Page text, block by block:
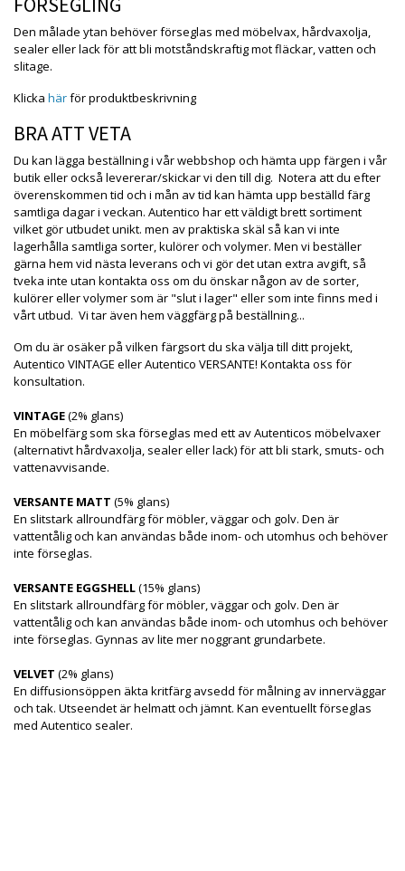
Den målade ytan behöver förseglas med möbelvax, hårdvaxolja,
sealer eller lack för att bli motståndskraftig mot fläckar, vatten och
slitage.
Klicka härför produktbeskrivning
BRA ATT VETA
Du kan lägga beställning i vår webbshop och hämta upp färgen i vår
butik eller också levererar/skickar vi den till dig. Notera att du efter
överenskommen tid och i mån av tid kan hämta upp beställd färg
samtliga dagar i veckan. Autentico har ett väldigt brett sortiment
vilket gör utbudet unikt. men av praktiska skäl så kan vi inte
lagerhålla samtliga sorter, kulörer och volymer. Men vi beställer
gärna hem vid nästa leverans och vi gör det utan extra avgift, så
tveka inte utan kontakta oss om du önskar någon av de sorter,
kulörer eller volymer som är "slut i lager" eller som inte finns med i
vårt utbud. Vi tar även hem väggfärg på beställning...
Om du är osäker på vilken färgsort du ska välja till ditt projekt,
Autentico VINTAGE eller Autentico VERSANTE! Kontakta oss för
konsultation.
VINTAGE(2% glans)
En möbelfärg som ska förseglas med ett av Autenticos möbelvaxer
(alternativt hårdvaxolja, sealer eller lack) för att bli stark, smuts- och
vattenavvisande.
VERSANTE MATT (5% glans)
En slitstark allroundfärg för möbler, väggar och golv. Den är
vattentålig och kan användas både inom- och utomhus och behöver
inte förseglas.
VERSANTE EGGSHELL(15% glans)
En slitstark allroundfärg för möbler, väggar och golv. Den är
vattentålig och kan användas både inom- och utomhus och behöver
inte förseglas. Gynnas av lite mer noggrant grundarbete.
VELVET (2% glans)
En diffusionsöppen äkta kritfärg avsedd för målning av innerväggar
och tak. Utseendet är helmatt och jämnt. Kan eventuellt förseglas
med Autentico sealer.